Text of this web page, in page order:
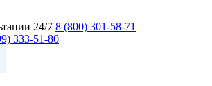
24/7 8 (800) 301-58-71
333-51-80